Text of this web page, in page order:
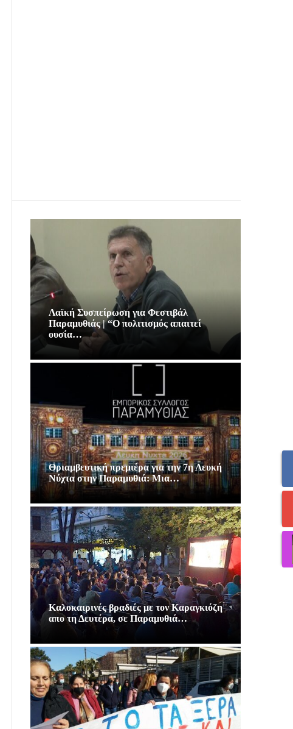
Λαϊκή Συσπείρωση για Φεστιβάλ
Παραμυθιάς | “Ο πολιτισμός απαιτεί
ουσία…
Θριαμβευτική πρεμιέρα για την 7η Λευκή
Νύχτα στην Παραμυθιά: Μια…
Καλοκαιρινές βραδιές με τον Καραγκιόζη
απο τη Δευτέρα, σε Παραμυθιά…